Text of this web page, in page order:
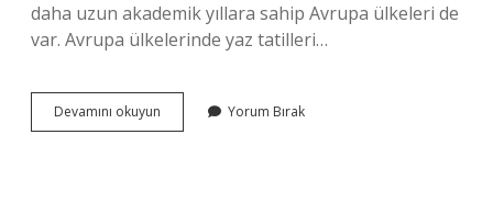
daha uzun akademik yıllara sahip Avrupa ülkeleri de
var. Avrupa ülkelerinde yaz tatilleri…
Devamını okuyun Ülkelerde
Yaz
Yorum Bırak